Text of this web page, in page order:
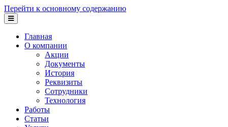
Перейти к основному содержанию
Главная
О компании
Акции
Документы
История
Реквизиты
Сотрудники
Технология
Работы
Статьи